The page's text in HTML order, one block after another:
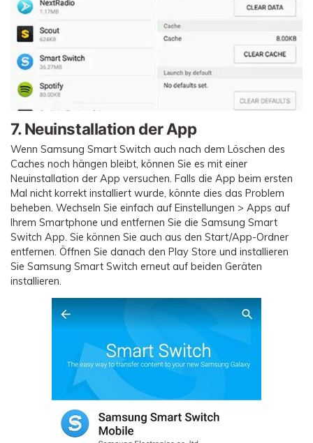
7. Neuinstallation der App
Wenn Samsung Smart Switch auch nach dem Löschen des
Caches noch hängen bleibt, können Sie es mit einer
Neuinstallation der App versuchen. Falls die App beim ersten
Mal nicht korrekt installiert wurde, könnte dies das Problem
beheben. Wechseln Sie einfach auf Einstellungen > Apps auf
Ihrem Smartphone und entfernen Sie die Samsung Smart
Switch App. Sie können Sie auch aus den Start/App-Ordner
entfernen. Öffnen Sie danach den Play Store und installieren
Sie Samsung Smart Switch erneut auf beiden Geräten
installieren.